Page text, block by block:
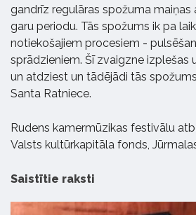
gandrīz regulāras spožuma maiņas
garu periodu. Tās spožums ik pa
notiekošajiem procesiem -
sprādzieniem. Šī zvaigzne izplešas
un atdziest un tādējādi tās
Santa Ratniece.
Rudens kamermūzikas festivālu
Valsts kultūrkapitāla fonds,
Saistītie raksti